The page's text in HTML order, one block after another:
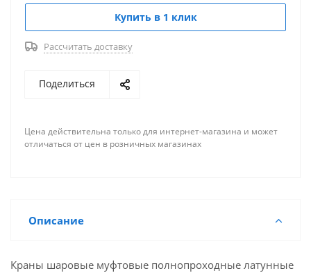
Купить в 1 клик
Рассчитать доставку
Поделиться
Цена действительна только для интернет-магазина и может
отличаться от цен в розничных магазинах
Описание
Краны шаровые муфтовые полнопроходные латунные